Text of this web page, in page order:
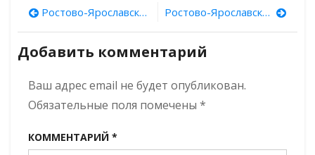
средневековое
серебряное
с выгравированными
Навигация
по
записям
Ростово-Ярославские древности. Выпуск 2: храм Воскресения Христова Ростовского Кремля Ростово-Ярославские древности. Выпуск 3: Церковь Ильи Пророка в Ярославле
Добавить комментарий
Ваш адрес email не будет опубликован.
Обязательные поля помечены *
КОММЕНТАРИЙ *